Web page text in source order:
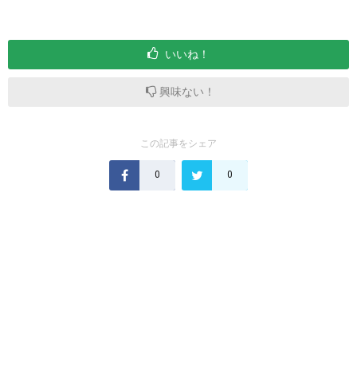
いいね！
興味ない！
この記事をシェア
0 0